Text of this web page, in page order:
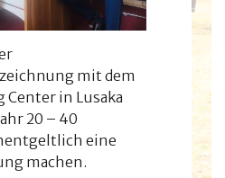
mit dem
in Lusaka
20 – 40
eine
machen.